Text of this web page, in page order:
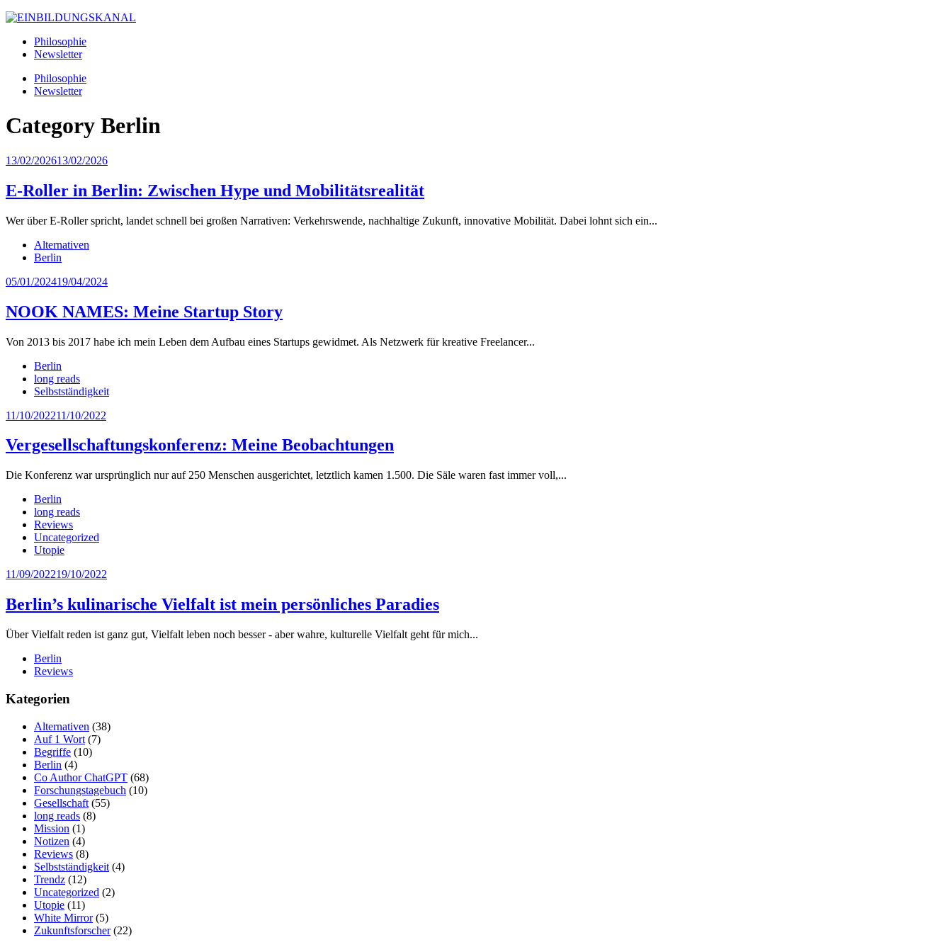
Philosophie
Newsletter
Philosophie
Newsletter
Category Berlin
13/02/202613/02/2026
E-Roller in Berlin: Zwischen Hype und Mobilitätsrealität
Wer über E-Roller spricht, landet schnell bei großen Narrativen: Verkehrswende, nachhaltige Zukunft, innovative Mobilität. Dabei lohnt sich ein...
Alternativen
Berlin
05/01/202419/04/2024
NOOK NAMES: Meine Startup Story
Von 2013 bis 2017 habe ich mein Leben dem Aufbau eines Startups gewidmet. Als Netzwerk für kreative Freelancer...
Berlin
long reads
Selbstständigkeit
11/10/202211/10/2022
Vergesellschaftungskonferenz: Meine Beobachtungen
Die Konferenz war ursprünglich nur auf 250 Menschen ausgerichtet, letztlich kamen 1.500. Die Säle waren fast immer voll,...
Berlin
long reads
Reviews
Uncategorized
Utopie
11/09/202219/10/2022
Berlin’s kulinarische Vielfalt ist mein persönliches Paradies
Über Vielfalt reden ist ganz gut, Vielfalt leben noch besser - aber wahre, kulturelle Vielfalt geht für mich...
Berlin
Reviews
Kategorien
Alternativen (38)
Auf 1 Wort (7)
Begriffe (10)
Berlin (4)
Co Author ChatGPT (68)
Forschungstagebuch (10)
Gesellschaft (55)
long reads (8)
Mission (1)
Notizen (4)
Reviews (8)
Selbstständigkeit (4)
Trendz (12)
Uncategorized (2)
Utopie (11)
White Mirror(5)
Zukunftsforscher(22)